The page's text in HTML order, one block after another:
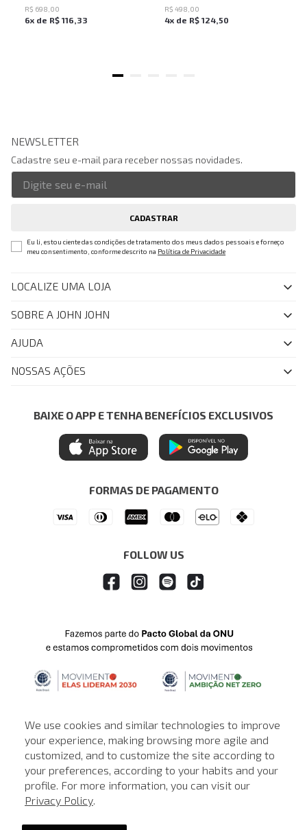
We use cookies and similar technologies to improve
your experience, making browsing more agile and
customized, and to customize the site according to
your preferences, according to your habits and your
profile. For more information, you can visit our
Privacy Policy.
R$ 698 00
6x de R$ 116 33
R$ 498 00
4x de R$ 124 50
NEWSLETTER
Cadastre seu e-mail para receber nossas novidades.
CADASTRAR
Eu li, estou ciente das condições de tratamento dos meus dados pessoais e forneço
meu consentimento, conforme descrito na Política de Privacidade
LOCALIZE UMA LOJA
SOBRE A JOHN JOHN
Quem Somos
John John Club
Painel de Privacidade
Central de Preferências
Ética e Sustentabilidade
AJUDA
FAQ
Regulamentos
Seja um Revendedor
NOSSAS AÇÕES
Azul Fidelidade
Mastercard
Itau Personnalite
BAIXE O APP E TENHA BENEFÍCIOS EXCLUSIVOS
FORMAS DE PAGAMENTO
FOLLOW US
© © Copyright 2000-2026 - Todos os direitos reservados. A Loja de
John John reserva-se no direito de corrigir ou alterar informações